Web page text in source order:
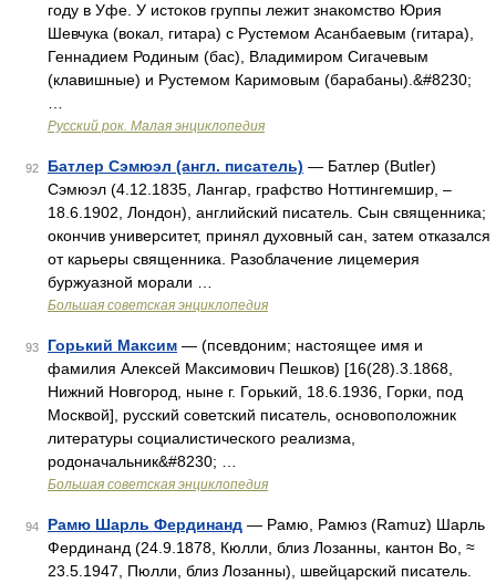
году в Уфе. У истоков группы лежит знакомство Юрия
Шевчука (вокал, гитара) с Рустемом Асанбаевым (гитара),
Геннадием Родиным (бас), Владимиром Сигачевым
(клавишные) и Рустемом Каримовым (барабаны).&#8230;
Русский рок. Малая энциклопедия
92 Батлер Сэмюэл (англ. писатель) — Батлер (Butler)
Сэмюэл (4.12.1835, Лангар, графство Ноттингемшир, ‒
18.6.1902, Лондон), английский писатель. Сын священника;
окончив университет, принял духовный сан, затем отказался
от карьеры священника. Разоблачение лицемерия
буржуазной морали …
Большая советская энциклопедия
93 Горький Максим — (псевдоним; настоящее имя и
фамилия Алексей Максимович Пешков) [16(28).3.1868,
Нижний Новгород, ныне г. Горький, 18.6.1936, Горки, под
Москвой], русский советский писатель, основоположник
литературы социалистического реализма,
родоначальник&#8230; …
Большая советская энциклопедия
94 Рамю Шарль Фердинанд — Рамю, Рамюз (Ramuz) Шарль
Фердинанд (24.9.1878, Кюлли, близ Лозанны, кантон Во, ≈
23.5.1947, Пюлли, близ Лозанны), швейцарский писатель.